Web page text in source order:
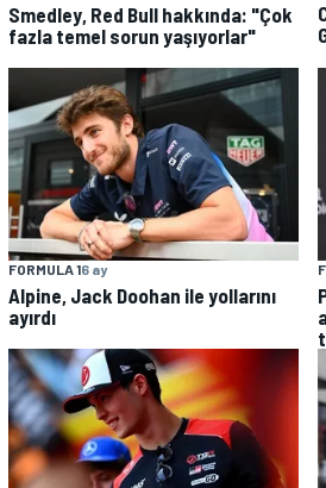
Smedley, Red Bull hakkında: "Çok
fazla temel sorun yaşıyorlar"
FORMULA 16 ay
Alpine, Jack Doohan ile yollarını
ayırdı